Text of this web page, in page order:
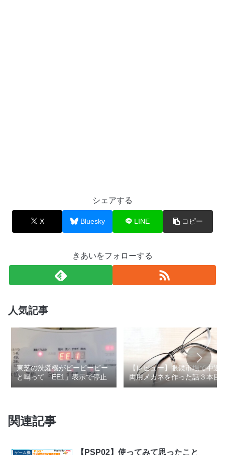
シェアする
X Bluesky LINE コピー
きあいをフォローする
人気記事
東芝の洗濯機がピーピーピー
と鳴って「EE1」表示で停止
【レビュー】眼鏡市場で中近
両用メガネを作った話３本目
関連記事
ゲーム機 【PSP02】使ってみて思ったこと